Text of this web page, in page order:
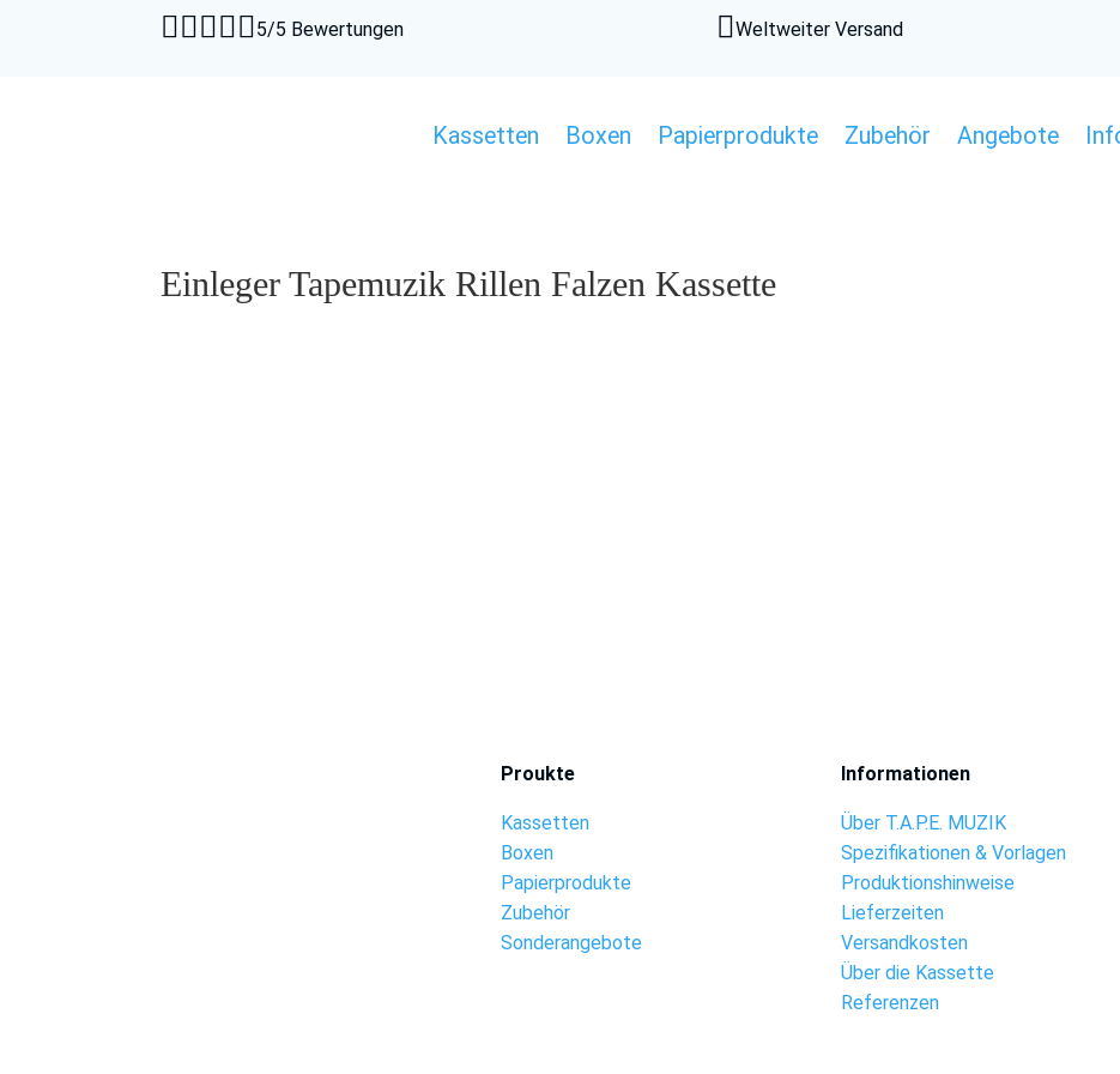
5/5 Bewertungen Weltweiter Versand
Kassetten Boxen Papierprodukte Zubehör Angebote
Einleger Tapemuzik Rillen Falzen Kassette
Proukte
Kassetten
Boxen
Papierprodukte
Zubehör
Sonderangebote
Informationen
Über T.A.P.E. MUZIK
Spezifikationen & Vorlagen
Produktionshinweise
Lieferzeiten
Versandkosten
Über die Kassette
Referenzen